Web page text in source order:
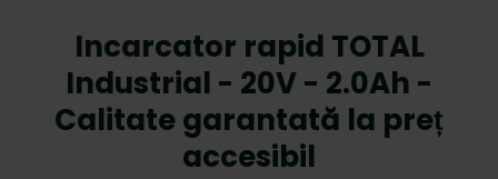
Incarcator rapid TOTAL
Industrial - 20V - 2.0Ah -
Calitate garantată la preț
accesibil